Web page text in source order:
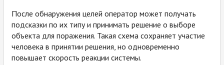
После обнаружения целей оператор может получать
подсказки по их типу и принимать решение о выборе
объекта для поражения. Такая схема сохраняет участие
человека в принятии решения, но одновременно
повышает скорость реакции системы.